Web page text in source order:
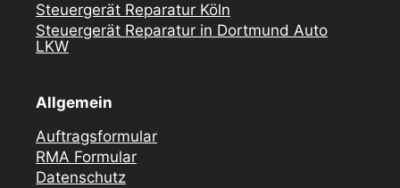
Steuergerät Reparatur Köln
Steuergerät Reparatur in Dortmund Auto
LKW
Allgemein
Auftragsformular
RMA Formular
Datenschutz